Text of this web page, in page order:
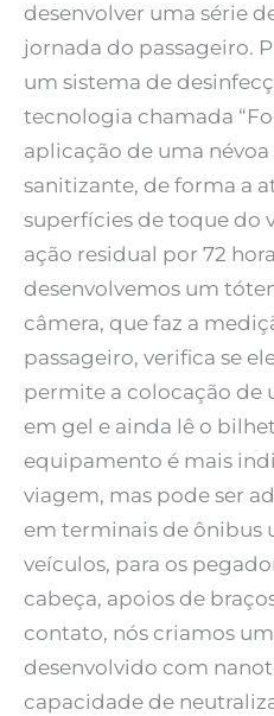
desenvolver uma série
jornada do passageiro.
um sistema de
tecnologia chamada
aplicação de uma
sanitizante, de forma a
superfícies de toque do
ação residual por 72
desenvolvemos um
câmera, que faz a
passageiro, verifica se
permite a colocação de
em gel e ainda lê o
equipamento é mais
viagem, mas pode ser
em terminais de ônibus
veículos, para os
cabeça, apoios de
contato, nós criamos
desenvolvido com
capacidade de